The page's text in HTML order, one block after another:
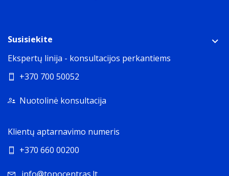
Susisiekite
Ekspertų linija - konsultacijos perkantiems
+370 700 50052
Nuotolinė konsultacija
Klientų aptarnavimo numeris
+370 660 00200